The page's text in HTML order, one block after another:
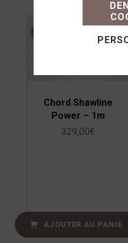
Chord Shawline
Power – 1m
329,00€
AJOUTER AU PANIER